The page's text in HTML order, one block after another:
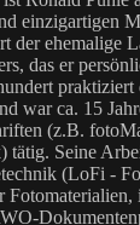
einzigartigen
der ehemalige
das er
praktiziert
war ca. 15
(z.B.
Seine
(LoFi -
Fotomaterialien,